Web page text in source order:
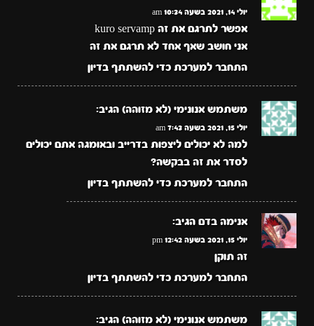
יולי 14, 2021 בשעה 10:34 am
אפשר לתרגם את זה kuro servamp
אני חושב שאף אחד לא תרגם את זה
התחבר למערכת כדי להשתתף בדיון
משתמש אנונימי (לא מזוהה) הגיב:
יולי 15, 2021 בשעה 7:43 am
למה לא יכולים ליצפות בדרייב ובאומגה אתם יכולים
לסדר את זה בבקשה?
התחבר למערכת כדי להשתתף בדיון
אנימה בדם הגיב:
יולי 15, 2021 בשעה 12:42 pm
זה תוקן
התחבר למערכת כדי להשתתף בדיון
משתמש אנונימי (לא מזוהה) הגיב: